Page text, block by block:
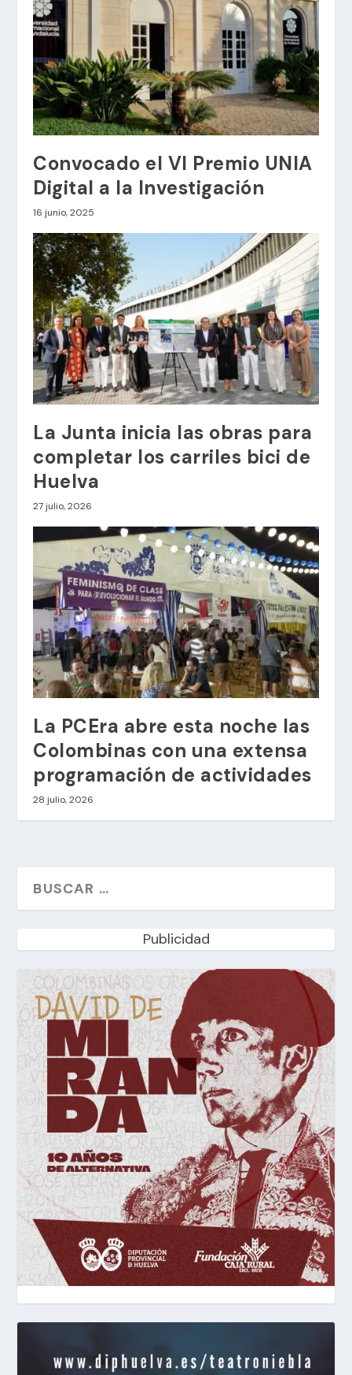
Convocado el VI Premio UNIA
Digital a la Investigación
16 junio, 2025
La Junta inicia las obras para
completar los carriles bici de
Huelva
27 julio, 2026
La PCEra abre esta noche las
Colombinas con una extensa
programación de actividades
28 julio, 2026
Publicidad